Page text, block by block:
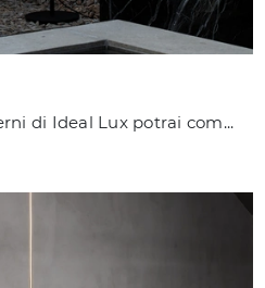
Con le lampade da esterni di Ideal Lux potrai completare i tuoi interni: clicca e scopri Arcadia!